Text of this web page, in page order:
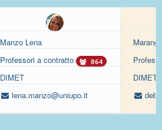
Manzo Lena
Professori a contratto
864
DIMET
lena.manzo@uniupo.it
DIMET